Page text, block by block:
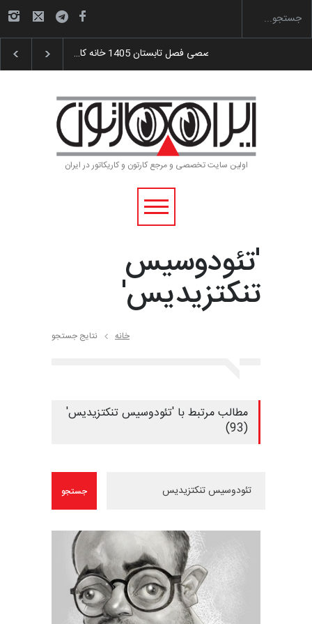
گزارش تصویری آیین اختتامیه و اهدای جوایز سوم…
اولین سایت تخصصی و مرجع کارتون و کاریکاتور در ایران
'تئودوسیس
تنکتزیدیس'
خانه نتایج جستجو
مطالب مرتبط با 'تئودوسیس تنکتزیدیس'
(93)